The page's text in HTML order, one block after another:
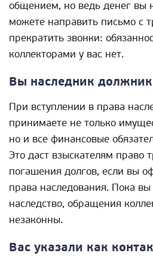
общением, но ведь денег вы
можете направить письмо с
прекратить звонки:
коллекторами у вас нет.
Вы наследник
При вступлении в права
принимаете не только
но и все финансовые
Это даст взыскателям право
погашения долгов, если вы
права наследования. Пока
наследство, обращения
незаконны.
Вас указали как